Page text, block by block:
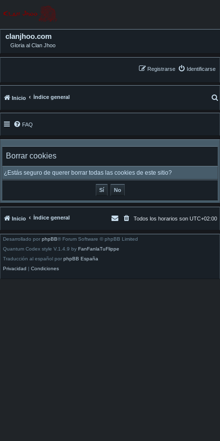
clanjhoo.com
Gloria al Clan Jhoo
Identificarse
Registrarse
Inicio Índice general
FAQ
Borrar cookies
¿Estás seguro de querer borrar todas las cookies de este sitio?
Inicio Índice general Todos los horarios son UTC+02:00
Desarrollado por phpBB® Forum Software © phpBB Limited
Quantum Codex style V.1.4.9 by FanFanlaTuFlippe
Traducción al español por phpBB España
Privacidad
Condiciones